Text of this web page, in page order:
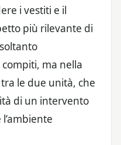
i vestiti e il
più rilevante di
compiti, ma nella
le due unità, che
di un intervento